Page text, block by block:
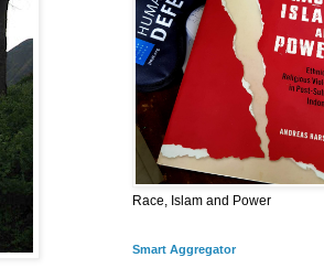
Race, Islam and Power
Smart Aggregator